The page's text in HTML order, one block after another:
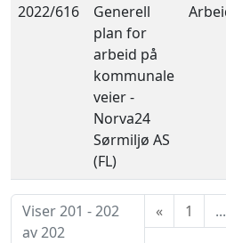
2022/616
Generell
plan for
arbeid på
kommunale
veier -
Norva24
Sørmiljø AS
(FL)
Viser 201 - 202
av 202
« 1 ...